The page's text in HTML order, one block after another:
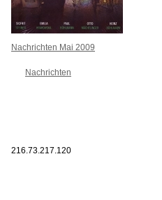
Nachrichten Mai 2009
Nachrichten
216.73.217.120